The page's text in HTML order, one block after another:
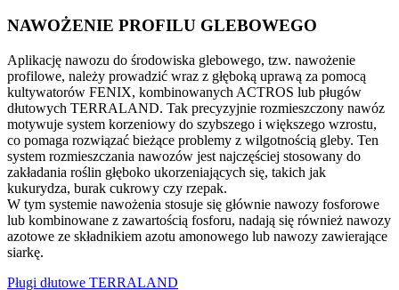
NAWOŻENIE PROFILU GLEBOWEGO
Aplikację nawozu do środowiska glebowego, tzw. nawożenie
profilowe, należy prowadzić wraz z głęboką uprawą za pomocą
kultywatorów FENIX, kombinowanych ACTROS lub pługów
dłutowych TERRALAND. Tak precyzyjnie rozmieszczony nawóz
motywuje system korzeniowy do szybszego i większego wzrostu,
co pomaga rozwiązać bieżące problemy z wilgotnością gleby. Ten
system rozmieszczania nawozów jest najczęściej stosowany do
zakładania roślin głęboko ukorzeniających się, takich jak
kukurydza, burak cukrowy czy rzepak.
W tym systemie nawożenia stosuje się głównie nawozy fosforowe
lub kombinowane z zawartością fosforu, nadają się również nawozy
azotowe ze składnikiem azotu amonowego lub nawozy zawierające
siarkę.
Pługi dłutowe TERRALAND